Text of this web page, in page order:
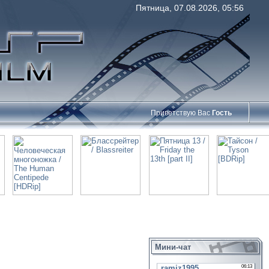
Пятница, 07.08.2026, 05:56
Приветствую Вас Гость
Мини-чат